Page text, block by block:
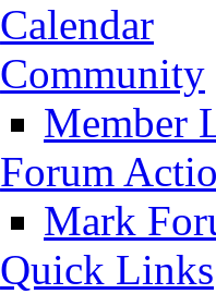
Calendar
Community
Member
Forum
Mark
Quick Links